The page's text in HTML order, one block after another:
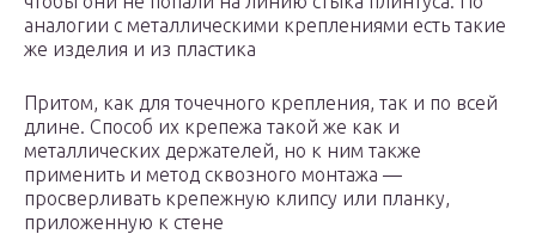
аналогии с металлическими креплениями есть такие
же изделия и из пластика
Притом, как для точечного крепления, так и по всей
длине. Способ их крепежа такой же как и
металлических держателей, но к ним также
применить и метод сквозного монтажа —
просверливать крепежную клипсу или планку,
приложенную к стене